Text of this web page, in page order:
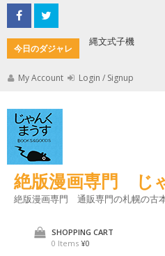
Skip
to
content
今日のダジャレ
縄文式子機
My Account Login / Signup
絶版漫画専門 じ
絶版漫画専門 通販専門の札幌の古
SHOPPING CART
0 Items ¥0